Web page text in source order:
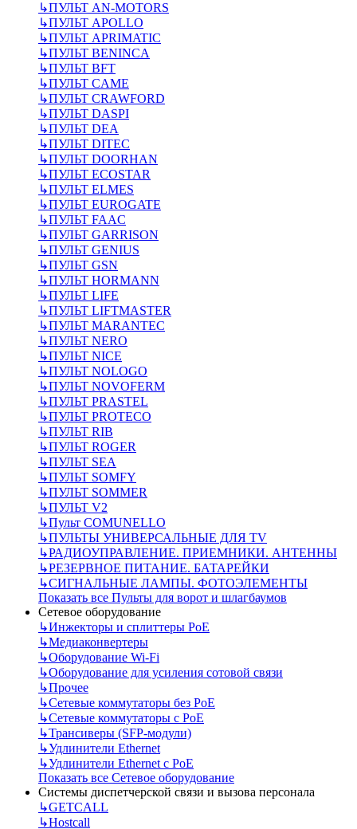
↳ПУЛЬТ AN-MOTORS
↳ПУЛЬТ APOLLO
↳ПУЛЬТ APRIMATIC
↳ПУЛЬТ BENINCA
↳ПУЛЬТ BFT
↳ПУЛЬТ CAME
↳ПУЛЬТ CRAWFORD
↳ПУЛЬТ DASPI
↳ПУЛЬТ DEA
↳ПУЛЬТ DITEC
↳ПУЛЬТ DOORHAN
↳ПУЛЬТ ECOSTAR
↳ПУЛЬТ ELMES
↳ПУЛЬТ EUROGATE
↳ПУЛЬТ FAAC
↳ПУЛЬТ GARRISON
↳ПУЛЬТ GENIUS
↳ПУЛЬТ GSN
↳ПУЛЬТ HORMANN
↳ПУЛЬТ LIFE
↳ПУЛЬТ LIFTMASTER
↳ПУЛЬТ MARANTEC
↳ПУЛЬТ NERO
↳ПУЛЬТ NICE
↳ПУЛЬТ NOLOGO
↳ПУЛЬТ NOVOFERM
↳ПУЛЬТ PRASTEL
↳ПУЛЬТ PROTECO
↳ПУЛЬТ RIB
↳ПУЛЬТ ROGER
↳ПУЛЬТ SEA
↳ПУЛЬТ SOMFY
↳ПУЛЬТ SOMMER
↳ПУЛЬТ V2
↳Пульт СOMUNELLO
↳ПУЛЬТЫ УНИВЕРСАЛЬНЫЕ ДЛЯ TV
↳РАДИОУПРАВЛЕНИЕ. ПРИЕМНИКИ. АНТЕННЫ
↳РЕЗЕРВНОЕ ПИТАНИЕ. БАТАРЕЙКИ
↳СИГНАЛЬНЫЕ ЛАМПЫ. ФОТОЭЛЕМЕНТЫ
Показать все Пульты для ворот и шлагбаумов
Сетевое оборудование
↳Инжекторы и сплиттеры РоЕ
↳Медиаконвертеры
↳Оборудование Wi-Fi
↳Оборудование для усиления сотовой связи
↳Прочее
↳Сетевые коммутаторы без РоЕ
↳Сетевые коммутаторы с РоЕ
↳Трансиверы (SFP-модули)
↳Удлинители Ethernet
↳Удлинители Ethernet с PoE
Показать все Сетевое оборудование
Системы диспетчерской связи и вызова персонала
↳GETCALL
↳Hostcall